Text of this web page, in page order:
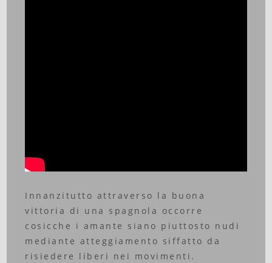
Innanzitutto attraverso la buona
vittoria di una spagnola occorre
cosicche i amante siano piuttosto nudi
mediante atteggiamento siffatto da
risiedere liberi nei movimenti.